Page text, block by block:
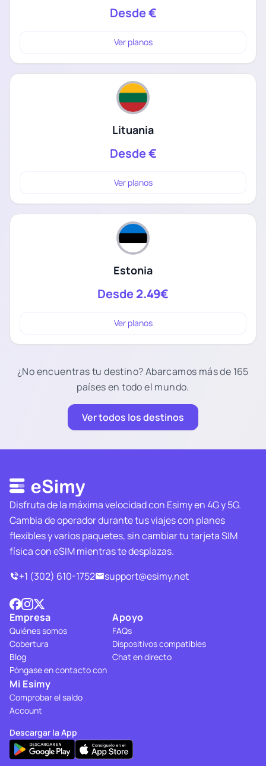
Desde€
Ver planos
Lituania
Desde€
Ver planos
Estonia
Desde2.49€
Ver planos
¿No encuentras tu destino? Abarcamos más de 165
países en todo el mundo.
Ver todos los destinos
Disfruta de la máxima velocidad con Esimy en 4G y 5G.
Cambia de operador durante tus viajes con planes
flexibles y varios paquetes, sin cambiar tu tarjeta SIM
física con eSIM mientras te desplazas.
+1 (302) 610-1752
support@esimy.net
Empresa
Quiénes somos
Cobertura
Blog
Póngase en contacto con
Apoyo
FAQs
Dispositivos compatibles
Chat en directo
Mi Esimy
Comprobar el saldo
Account
Descargar la App